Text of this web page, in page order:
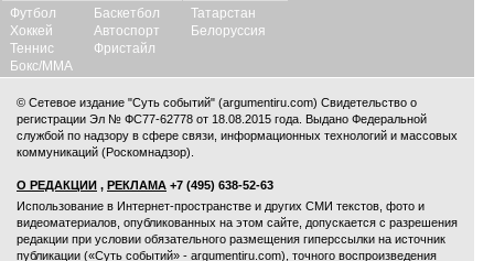
Футбол
Хоккей
Теннис
Бокс/ММА
Баскетбол
Автоспорт
Фристайл
Татарстан
Белоруссия
© Сетевое издание "Суть событий" (argumentiru.com) Свидетельство о
регистрации Эл № ФС77-62778 от 18.08.2015 года. Выдано Федеральной
службой по надзору в сфере связи, информационных технологий и массовых
коммуникаций (Роскомнадзор).
О РЕДАКЦИИ , РЕКЛАМА +7 (495) 638-52-63
Использование в Интернет-пространстве и других СМИ текстов, фото и
видеоматериалов, опубликованных на этом сайте, допускается с разрешения
редакции при условии обязательного размещения гиперссылки на источник
публикации («Суть событий» - argumentiru.com), точного воспроизведения